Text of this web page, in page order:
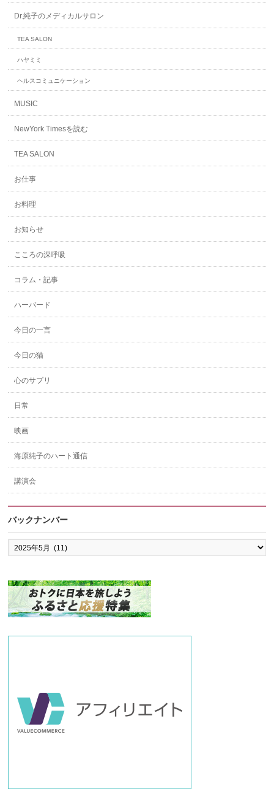
Dr.純子のメディカルサロン
TEA SALON
ハヤミミ
ヘルスコミュニケーション
MUSIC
NewYork Timesを読む
TEA SALON
お仕事
お料理
お知らせ
こころの深呼吸
コラム・記事
ハーバード
今日の一言
今日の猫
心のサプリ
日常
映画
海原純子のハート通信
講演会
バックナンバー
バ
ッ
ン
バ
ー